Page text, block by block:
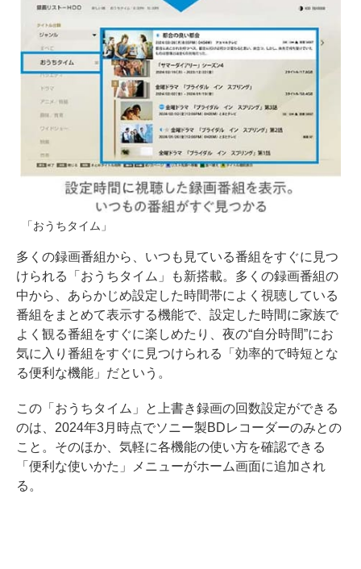
「おうちタイム」
多くの録画番組から、いつも見ている番組をすぐに見つ
けられる「おうちタイム」も新搭載。多くの録画番組の
中から、あらかじめ設定した時間帯によく視聴している
番組をまとめて表示する機能で、設定した時間に家族で
よく観る番組をすぐに楽しめたり、夜の“自分時間”にお
気に入り番組をすぐに見つけられる「効率的で時短とな
る便利な機能」だという。
この「おうちタイム」と上書き録画の回数設定ができる
のは、2024年3月時点でソニー製BDレコーダーのみとの
こと。そのほか、気軽に各機能の使い方を確認できる
「便利な使いかた」メニューがホーム画面に追加され
る。